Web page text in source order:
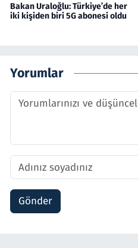
Bakan Uraloğlu: Türkiye’de her
iki kişiden biri 5G abonesi oldu
Yorumlar
Gönder